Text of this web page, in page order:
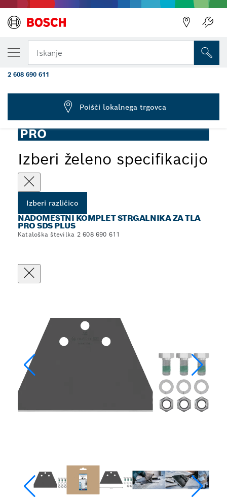
Iskanje
PRO
Izberi želeno specifikacijo
Izberi različico
NADOMESTNI KOMPLET STRGALNIKA ZA TLA
PRO SDS PLUS
Kataloška številka 2 608 690 611
TRENUTNO IZBRANA RAZLIČICA
Nadomestni komplet strgalnika za tla
PRO SDS plus, 130 mm
2 608 690 611
Poišči lokalnega trgovca